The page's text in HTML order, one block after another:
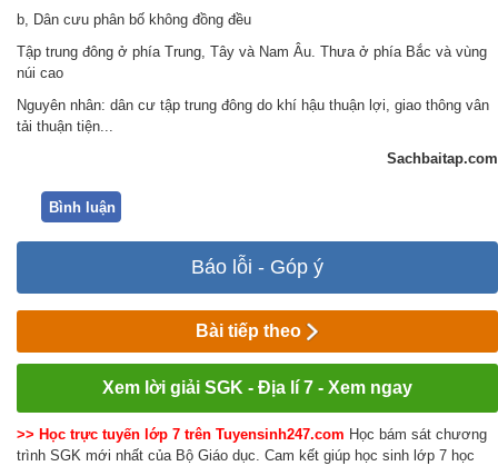
b, Dân cưu phân bố không đồng đều
Tập trung đông ở phía Trung, Tây và Nam Âu. Thưa ở phía Bắc và vùng
núi cao
Nguyên nhân: dân cư tập trung đông do khí hậu thuận lợi, giao thông vân
tải thuận tiện...
Sachbaitap.com
Bình luận
Báo lỗi - Góp ý
Bài tiếp theo
Xem lời giải SGK - Địa lí 7 - Xem ngay
>> Học trực tuyến lớp 7 trên Tuyensinh247.com Học bám sát chương
trình SGK mới nhất của Bộ Giáo dục. Cam kết giúp học sinh lớp 7 học